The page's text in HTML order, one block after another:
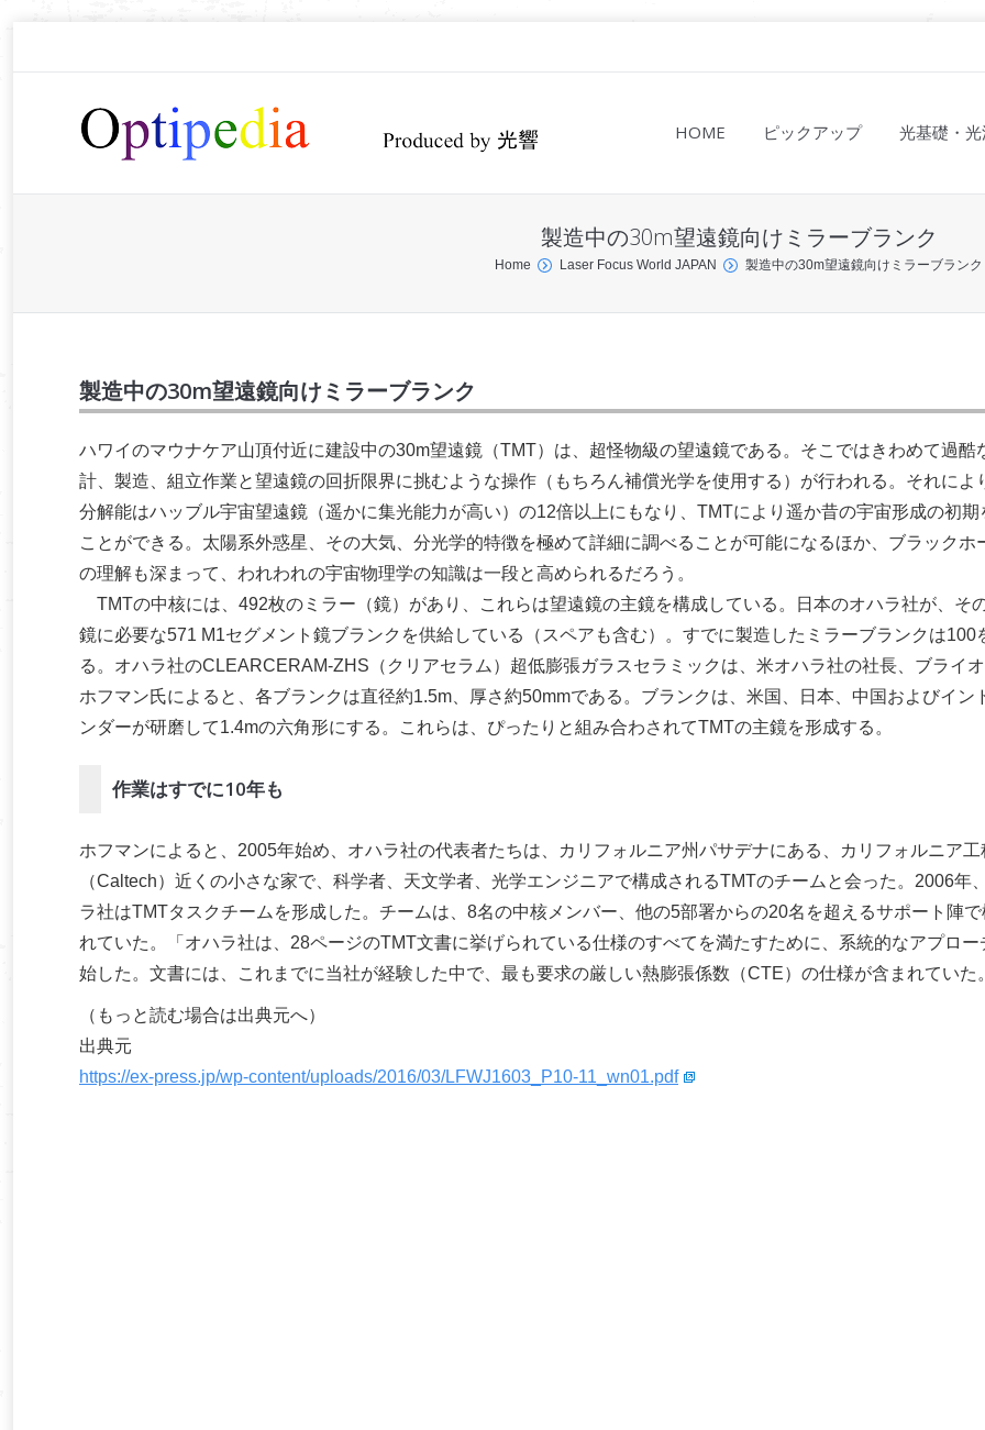
HOME ピックアップ 光基礎・
製造中の30m望遠鏡向けミラーブランク
Home Laser Focus World JAPAN 製造中の30m望遠鏡向けミラーブランク
製造中の30m望遠鏡向けミラーブランク
ハワイのマウナケア山頂付近に建設中の30m望遠鏡（TMT）は、超怪物級の望遠鏡である。そこではきわめて過酷
計、製造、組立作業と望遠鏡の回折限界に挑むような操作（もちろん補償光学を使用する）が行われる。それによ
分解能はハッブル宇宙望遠鏡（遥かに集光能力が高い）の12倍以上にもなり、TMTにより遥か昔の宇宙形成の初期
ことができる。太陽系外惑星、その大気、分光学的特徴を極めて詳細に調べることが可能になるほか、ブラックホ
の理解も深まって、われわれの宇宙物理学の知識は一段と高められるだろう。
TMTの中核には、492枚のミラー（鏡）があり、これらは望遠鏡の主鏡を構成している。日本のオハラ社が、そ
鏡に必要な571 M1セグメント鏡ブランクを供給している（スペアも含む）。すでに製造したミラーブランクは100
る。オハラ社のCLEARCERAM-ZHS（クリアセラム）超低膨張ガラスセラミックは、米オハラ社の社長、ブライ
ホフマン氏によると、各ブランクは直径約1.5m、厚さ約50mmである。ブランクは、米国、日本、中国およびイン
ンダーが研磨して1.4mの六角形にする。これらは、ぴったりと組み合わされてTMTの主鏡を形成する。
作業はすでに10年も
ホフマンによると、2005年始め、オハラ社の代表者たちは、カリフォルニア州パサデナにある、カリフォルニア工
（Caltech）近くの小さな家で、科学者、天文学者、光学エンジニアで構成されるTMTのチームと会った。2006年
ラ社はTMTタスクチームを形成した。チームは、8名の中核メンバー、他の5部署からの20名を超えるサポート陣
れていた。「オハラ社は、28ページのTMT文書に挙げられている仕様のすべてを満たすために、系統的なアプロー
始した。文書には、これまでに当社が経験した中で、最も要求の厳しい熱膨張係数（CTE）の仕様が含まれていた
（もっと読む場合は出典元へ）
出典元
https://ex-press.jp/wp-content/uploads/2016/03/LFWJ1603_P10-11_wn01.pdf